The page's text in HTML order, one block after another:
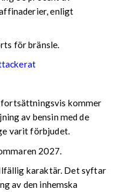
enligt
för bränsle.
fortsättningsvis kommer
av bensin med de
varit förbjudet.
2027.
karaktär. Det syftar
av den inhemska